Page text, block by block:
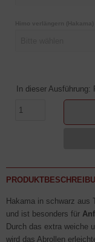
In dieser Ausführung:
Hakama in schwarz aus
und ist besonders für
Durch das extra weiche
wird das Abrollen